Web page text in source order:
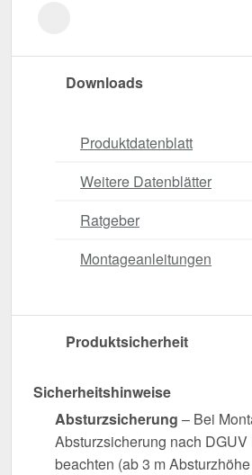
Downloads
Produktdatenblatt
Weitere Datenblätter
Ratgeber
Montageanleitungen
Produktsicherheit
Sicherheitshinweise
Absturzsicherung – Bei
Absturzsicherung nach
beachten (ab 3 m